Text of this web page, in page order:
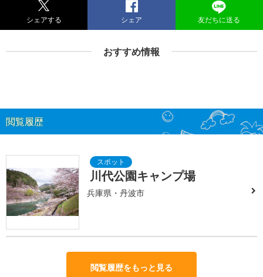
シェアする シェア 友だちに送る
おすすめ情報
閲覧履歴
川代公園キャンプ場
兵庫県・丹波市
閲覧履歴をもっと見る